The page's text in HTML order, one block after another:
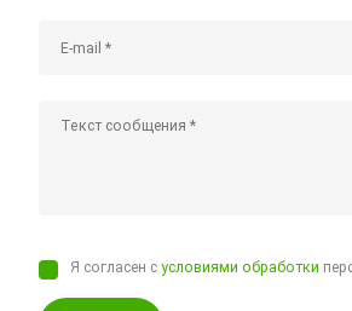
Я согласен сусловиями обработки